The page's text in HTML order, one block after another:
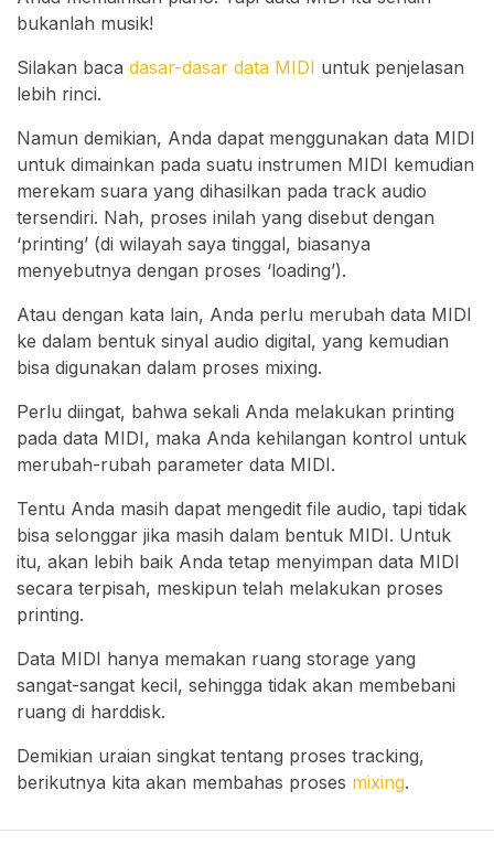
bukanlah musik!
Silakan baca dasar-dasar data MIDI untuk penjelasan
lebih rinci.
Namun demikian, Anda dapat menggunakan data MIDI
untuk dimainkan pada suatu instrumen MIDI kemudian
merekam suara yang dihasilkan pada track audio
tersendiri. Nah, proses inilah yang disebut dengan
‘printing’ (di wilayah saya tinggal, biasanya
menyebutnya dengan proses ‘loading’).
Atau dengan kata lain, Anda perlu merubah data MIDI
ke dalam bentuk sinyal audio digital, yang kemudian
bisa digunakan dalam proses mixing.
Perlu diingat, bahwa sekali Anda melakukan printing
pada data MIDI, maka Anda kehilangan kontrol untuk
merubah-rubah parameter data MIDI.
Tentu Anda masih dapat mengedit file audio, tapi tidak
bisa selonggar jika masih dalam bentuk MIDI. Untuk
itu, akan lebih baik Anda tetap menyimpan data MIDI
secara terpisah, meskipun telah melakukan proses
printing.
Data MIDI hanya memakan ruang storage yang
sangat-sangat kecil, sehingga tidak akan membebani
ruang di harddisk.
Demikian uraian singkat tentang proses tracking,
berikutnya kita akan membahas proses mixing.